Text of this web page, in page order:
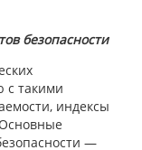
безопасности
с такими
индексы
—